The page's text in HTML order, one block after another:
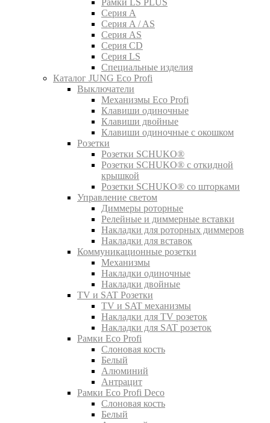
Рамки LS PLUS
Серия A
Серия A / AS
Серия AS
Серия CD
Серия LS
Специальные изделия
Каталог JUNG Eco Profi
Выключатели
Механизмы Eco Profi
Клавиши одиночные
Клавиши двойные
Клавиши одиночные с окошком
Розетки
Розетки SCHUKO®
Розетки SCHUKO® с откидной
крышкой
Розетки SCHUKO® со шторками
Управление светом
Диммеры роторные
Релейные и диммерные вставки
Накладки для роторных диммеров
Накладки для вставок
Коммуникационные розетки
Механизмы
Накладки одиночные
Накладки двойные
TV и SAT Розетки
TV и SAT механизмы
Накладки для TV розеток
Накладки для SAT розеток
Рамки Eco Profi
Слоновая кость
Белый
Алюминий
Антрацит
Рамки Eco Profi Deco
Слоновая кость
Белый